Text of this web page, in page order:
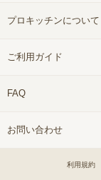
プロキッチンについて
ご利用ガイド
FAQ
お問い合わせ
利用規約